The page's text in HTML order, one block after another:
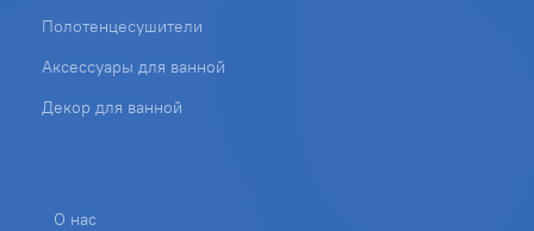
О нас
Полотенцесушители
Аксессуары для ванной
Декор для ванной